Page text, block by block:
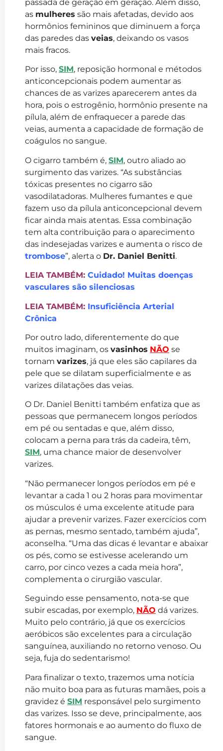
passada de geração em geração. Além disso,
as mulheres são mais afetadas, devido aos
hormônios femininos que diminuem a força
das paredes das veias, deixando os vasos
mais fracos.
Por isso, SIM, reposição hormonal e métodos
anticoncepcionais podem aumentar as
chances de as varizes aparecerem antes da
hora, pois o estrogênio, hormônio presente na
pílula, além de enfraquecer a parede das
veias, aumenta a capacidade de formação de
coágulos no sangue.
O cigarro também é, SIM, outro aliado ao
surgimento das varizes. “As substâncias
tóxicas presentes no cigarro são
vasodilatadoras. Mulheres fumantes e que
fazem uso da pílula anticoncepcional devem
ficar ainda mais atentas. Essa combinação
tem alta contribuição para o aparecimento
das indesejadas varizes e aumenta o risco de
trombose”, alerta o Dr. Daniel Benitti.
LEIA TAMBÉM: Cuidado! Muitas doenças
vasculares são silenciosas
LEIA TAMBÉM: Insuficiência Arterial
Crônica
Por outro lado, diferentemente do que
muitos imaginam, os vasinhos NÃO se
tornam varizes, já que eles são capilares da
pele que se dilatam superficialmente e as
varizes dilatações das veias.
O Dr. Daniel Benitti também enfatiza que as
pessoas que permanecem longos períodos
em pé ou sentadas e que, além disso,
colocam a perna para trás da cadeira, têm,
SIM, uma chance maior de desenvolver
varizes.
“Não permanecer longos períodos em pé e
levantar a cada 1 ou 2 horas para movimentar
os músculos é uma excelente atitude para
ajudar a prevenir varizes. Fazer exercícios com
as pernas, mesmo sentado, também ajuda”,
aconselha. “Uma das dicas é levantar e abaixar
os pés, como se estivesse acelerando um
carro, por cinco vezes a cada meia hora”,
complementa o cirurgião vascular.
Seguindo esse pensamento, nota-se que
subir escadas, por exemplo, NÃO dá varizes.
Muito pelo contrário, já que os exercícios
aeróbicos são excelentes para a circulação
sanguínea, auxiliando no retorno venoso. Ou
seja, fuja do sedentarismo!
Para finalizar o texto, trazemos uma notícia
não muito boa para as futuras mamães, pois a
gravidez é SIM responsável pelo surgimento
das varizes. Isso se deve, principalmente, aos
fatores hormonais e ao aumento do fluxo de
sangue.